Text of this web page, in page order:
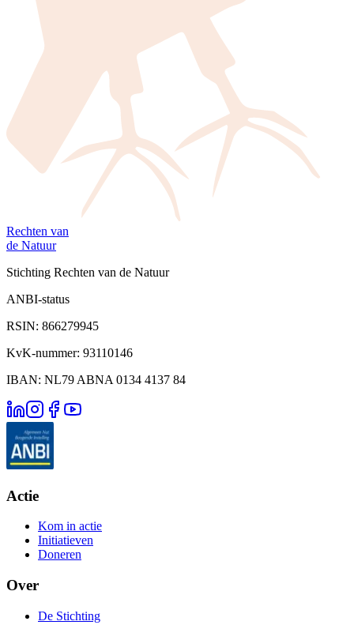
Rechten van
de Natuur
Stichting Rechten van de Natuur
ANBI-status
RSIN: 866279945
KvK-nummer: 93110146
IBAN: NL79 ABNA 0134 4137 84
Actie
Kom in actie
Initiatieven
Doneren
Over
De Stichting